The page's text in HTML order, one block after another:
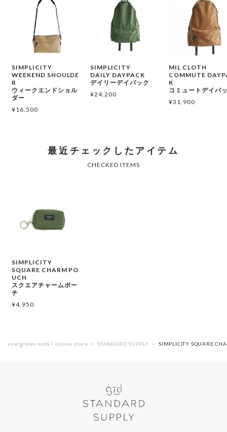
SIMPLICITY
WEEKEND SHOULDE
R
ウィークエンドショル
ダー
¥16,500
SIMPLICITY
DAILY DAYPACK
デイリーデイパック
¥24,200
MIL CLOTH
COMMUTE
K
コミュートデイパ
¥31,900
SIMPLICITY
SQUARE CHARM PO
UCH
スクエアチャームポー
チ
¥4,950
evergreen works online store STANDARD SUPPLY SIMPLICITY SQUARE